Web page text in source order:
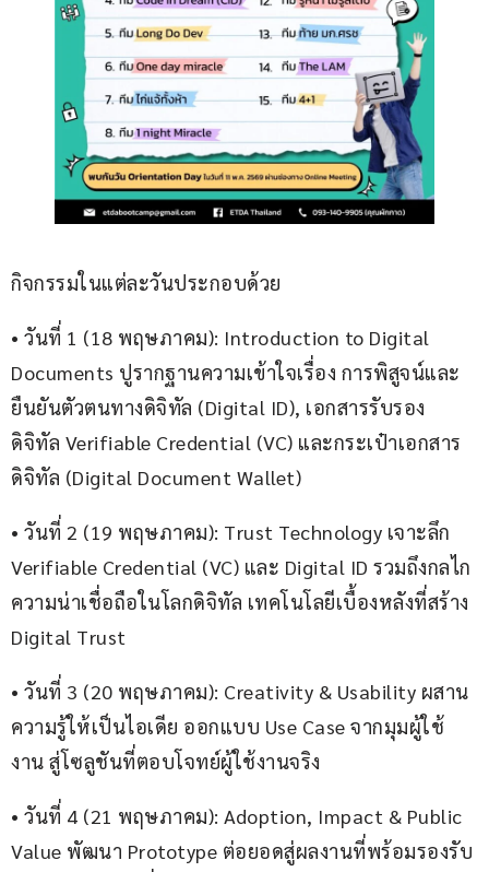
กิจกรรมในแต่ละวันประกอบด้วย
• วันที่ 1 (18 พฤษภาคม): Introduction to Digital
Documents ปูรากฐานความเข้าใจเรื่อง การพิสูจน์และ
ยืนยันตัวตนทางดิจิทัล (Digital ID), เอกสารรับรอง
ดิจิทัล Verifiable Credential (VC) และกระเป๋าเอกสาร
ดิจิทัล (Digital Document Wallet)
• วันที่ 2 (19 พฤษภาคม): Trust Technology เจาะลึก
Verifiable Credential (VC) และ Digital ID รวมถึงกลไก
ความน่าเชื่อถือในโลกดิจิทัล เทคโนโลยีเบื้องหลังที่สร้าง
Digital Trust
• วันที่ 3 (20 พฤษภาคม): Creativity & Usability ผสาน
ความรู้ให้เป็นไอเดีย ออกแบบ Use Case จากมุมผู้ใช้
งาน สู่โซลูชันที่ตอบโจทย์ผู้ใช้งานจริง
• วันที่ 4 (21 พฤษภาคม): Adoption, Impact & Public
Value พัฒนา Prototype ต่อยอดสู่ผลงานที่พร้อมรองรับ